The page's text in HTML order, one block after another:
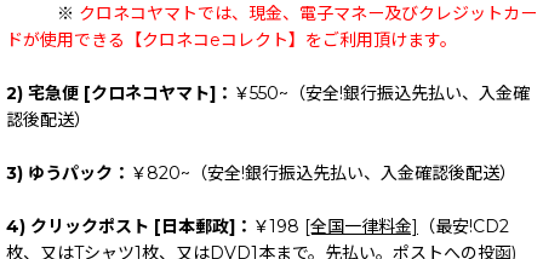
※ クロネコヤマトでは、現金、電子マネー及びクレジットカー
ドが使用できる【クロネコeコレクト】をご利用頂けます。
2) 宅急便 [クロネコヤマト]： ￥550~（安全!銀行振込先払い、入金確
認後配送）
3) ゆうパック： ￥820~（安全!銀行振込先払い、入金確認後配送）
4) クリックポスト [日本郵政]： ￥198 [全国一律料金]
（最安!CD2
枚、又はTシャツ1枚、又はDVD1本まで。先払い。ポストへの投函)